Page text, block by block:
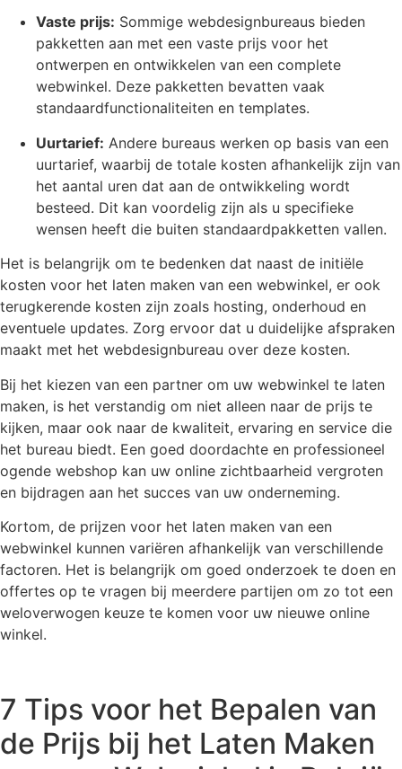
Vaste prijs: Sommige webdesignbureaus bieden
pakketten aan met een vaste prijs voor het
ontwerpen en ontwikkelen van een complete
webwinkel. Deze pakketten bevatten vaak
standaardfunctionaliteiten en templates.
Uurtarief: Andere bureaus werken op basis van een
uurtarief, waarbij de totale kosten afhankelijk zijn van
het aantal uren dat aan de ontwikkeling wordt
besteed. Dit kan voordelig zijn als u specifieke
wensen heeft die buiten standaardpakketten vallen.
Het is belangrijk om te bedenken dat naast de initiële
kosten voor het laten maken van een webwinkel, er ook
terugkerende kosten zijn zoals hosting, onderhoud en
eventuele updates. Zorg ervoor dat u duidelijke afspraken
maakt met het webdesignbureau over deze kosten.
Bij het kiezen van een partner om uw webwinkel te laten
maken, is het verstandig om niet alleen naar de prijs te
kijken, maar ook naar de kwaliteit, ervaring en service die
het bureau biedt. Een goed doordachte en professioneel
ogende webshop kan uw online zichtbaarheid vergroten
en bijdragen aan het succes van uw onderneming.
Kortom, de prijzen voor het laten maken van een
webwinkel kunnen variëren afhankelijk van verschillende
factoren. Het is belangrijk om goed onderzoek te doen en
offertes op te vragen bij meerdere partijen om zo tot een
weloverwogen keuze te komen voor uw nieuwe online
winkel.
7 Tips voor het Bepalen van
de Prijs bij het Laten Maken